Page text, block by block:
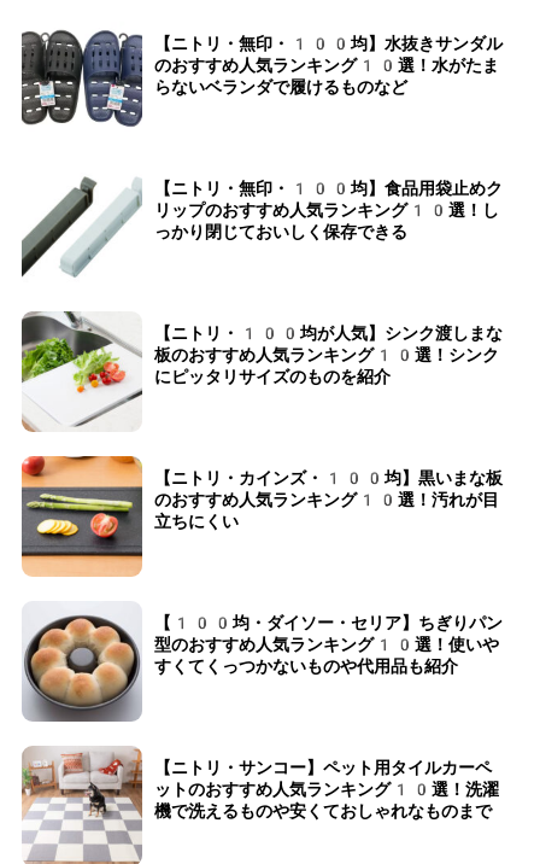
【ニトリ・無印・100均】水抜きサンダル
のおすすめ人気ランキング10選！水がたま
らないベランダで履けるものなど
【ニトリ・無印・100均】食品用袋止めク
リップのおすすめ人気ランキング10選！し
っかり閉じておいしく保存できる
【ニトリ・100均が人気】シンク渡しまな
板のおすすめ人気ランキング10選！シンク
にピッタリサイズのものを紹介
【ニトリ・カインズ・100均】黒いまな板
のおすすめ人気ランキング10選！汚れが目
立ちにくい
【100均・ダイソー・セリア】ちぎりパン
型のおすすめ人気ランキング10選！使いや
すくてくっつかないものや代用品も紹介
【ニトリ・サンコー】ペット用タイルカーペ
ットのおすすめ人気ランキング10選！洗濯
機で洗えるものや安くておしゃれなものまで